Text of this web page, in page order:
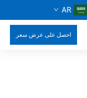
AR
احصل على عرض سعر